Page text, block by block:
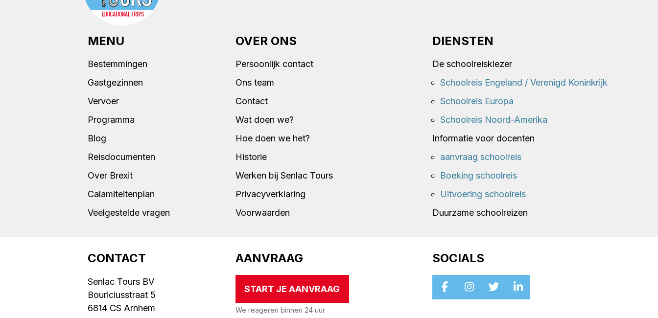
MENU
Bestemmingen
Gastgezinnen
Vervoer
Programma
Blog
Reisdocumenten
Over Brexit
Calamiteitenplan
Veelgestelde vragen
OVER ONS
Persoonlijk contact
Ons team
Contact
Wat doen we?
Hoe doen we het?
Historie
Werken bij Senlac Tours
Privacyverklaring
Voorwaarden
DIENSTEN
De schoolreiskiezer
Schoolreis Engeland / Verenigd Koninkrijk
Schoolreis Europa
Schoolreis Noord-Amerika
Informatie voor docenten
aanvraag schoolreis
Boeking schoolreis
Uitvoering schoolreis
Duurzame schoolreizen
CONTACT
Senlac Tours BV
Bouriciusstraat 5
6814 CS Arnhem
AANVRAAG
START JE AANVRAAG
We reageren binnen 24 uur
SOCIALS